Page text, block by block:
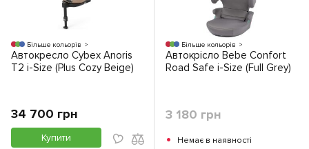
Більше кольорів
Автокресло Cybex Anoris
T2 i-Size (Plus Cozy Beige)
34 700 грн
Купити
Більше кольорів
Автокрісло Bebe Confort
Road Safe i-Size (Full Grey)
3 180 грн
• Немає в наявності